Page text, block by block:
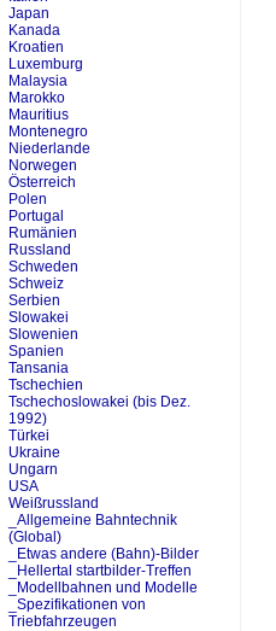
Japan
Kanada
Kroatien
Luxemburg
Malaysia
Marokko
Mauritius
Montenegro
Niederlande
Norwegen
Österreich
Polen
Portugal
Rumänien
Russland
Schweden
Schweiz
Serbien
Slowakei
Slowenien
Spanien
Tansania
Tschechien
Tschechoslowakei (bis Dez.
1992)
Türkei
Ukraine
Ungarn
USA
Weißrussland
_Allgemeine Bahntechnik
(Global)
_Etwas andere (Bahn)-Bilder
_Hellertal startbilder-Treffen
_Modellbahnen und Modelle
_Spezifikationen von
Triebfahrzeugen